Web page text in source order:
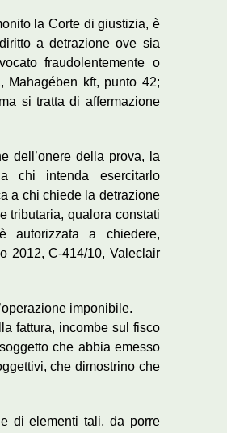
la Corte di giustizia, è
a detrazione ove sia
fraudolentemente o
Mahagében kft, punto 42;
si tratta di affermazione
dell’onere della prova, la
chi intenda esercitarlo
a chi chiede la detrazione
tributaria, qualora constati
autorizzata a chiedere,
2012, C-414/10, Valeclair
imponibile.
fattura, incombe sul fisco
che abbia emesso
che dimostrino che
di elementi tali, da porre